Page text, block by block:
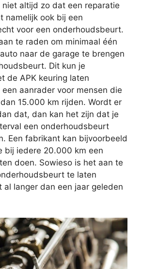
altijd zo dat een reparatie
namelijk ook bij een
voor een onderhoudsbeurt.
te raden om minimaal één
naar de garage te brengen
Dit kun je
de APK keuring laten
aanrader voor mensen die
15.000 km rijden. Wordt er
dat, dan kan het zijn dat je
een onderhoudsbeurt
Een fabrikant kan bijvoorbeeld
bij iedere 20.000 km een
doen. Sowieso is het aan te
te laten
al langer dan een jaar geleden